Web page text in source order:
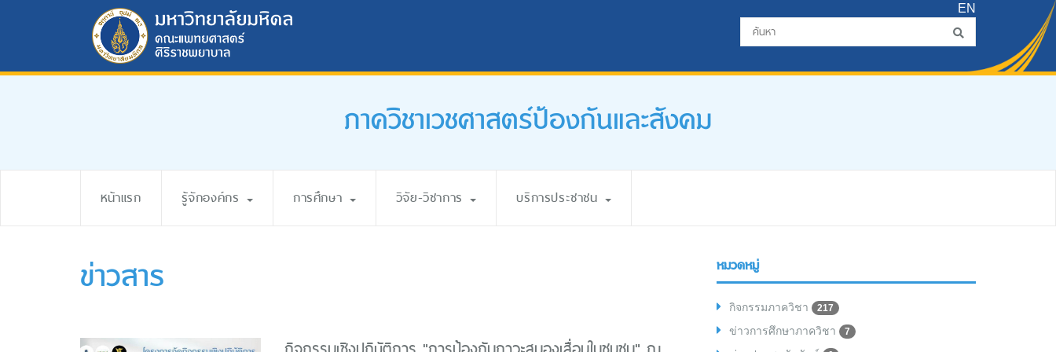
EN
ภาควิชาเวชศาสตร์ป้องกันและสังคม
หน้าแรก รู้จักองค์กร การศึกษา วิจัย-วิชาการ บริการประชาชน
ข่าวสาร หมวดหมู่
กิจกรรมภาควิชา 217
ข่าวการศึกษาภาควิชา 7